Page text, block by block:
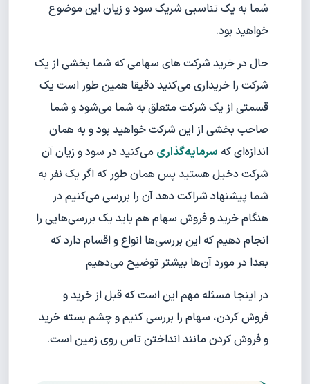
شما به یک تناسبی شریک سود و زیان این موضوع
خواهید بود.
حال در خرید شرکت های سهامی که شما بخشی از یک
شرکت را خریداری می‌کنید دقیقا همین طور است یک
قسمتی از یک شرکت متعلق به شما می‌شود و شما
صاحب بخشی از این شرکت خواهید بود و به همان
اندازه‌ای که سرمایه‌گذاری می‌کنید در سود و زیان آن
شرکت دخیل هستید پس همان طور که اگر یک نفر به
شما پیشنهاد شراکت دهد آن را بررسی می‌کنیم در
هنگام خرید و فروش سهام هم باید یک بررسی‌هایی را
انجام دهیم که این بررسی‌ها انواع و اقسام دارد که
بعدا در مورد آن‌ها بیشتر توضیح می‌دهیم
در اینجا مسئله مهم این است که قبل از خرید و
فروش کردن، سهام را بررسی کنیم و چشم بسته خرید
و فروش کردن مانند انداختن تاس روی زمین است.